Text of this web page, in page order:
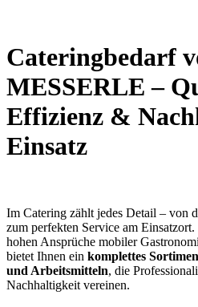
Cateringbedarf
MESSERLE –
Effizienz &
Einsatz
Im Catering zählt jedes Detail – von
zum perfekten Service am
hohen Ansprüche mobiler
bietet Ihnen ein komplettes
und Arbeitsmitteln, die
Nachhaltigkeit vereinen.